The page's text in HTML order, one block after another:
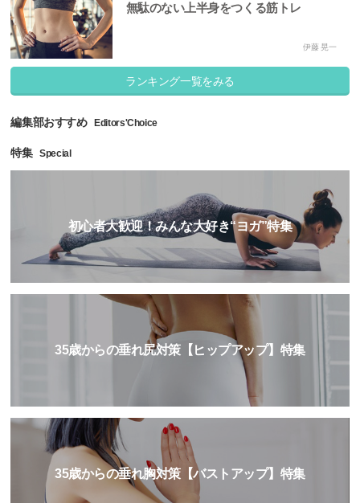
無駄のない上半身をつくる筋トレ
伊藤 晃一
ランキング一覧をみる
編集部おすすめ Editors'Choice
特集 Special
初心者大歓迎！みんな大好き“ヨガ”特集
35歳からの垂れ尻対策【ヒップアップ】特集
35歳からの垂れ胸対策【バストアップ】特集